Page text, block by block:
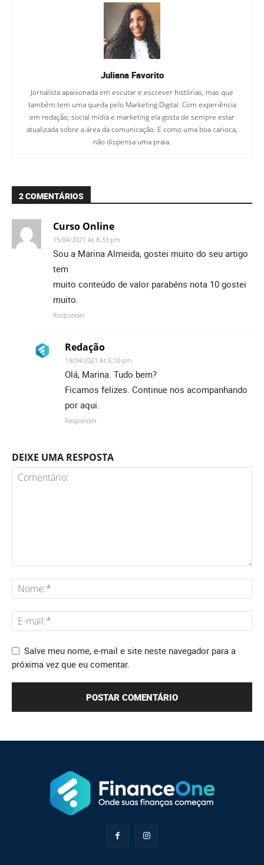
Juliana Favorito
Jornalista apaixonada em escutar e escrever histórias, mas que
também tem uma queda pelo Marketing Digital. Com experiência
em redação, social mídia e marketing ela gosta de sempre estar
atualizada sobre a área da comunicação. E como uma boa carioca,
não dispensa uma praia.
2 COMENTÁRIOS
Curso Online
15/04/2021 At 8:33 pm
Sou a Marina Almeida, gostei muito do seu artigo
tem
muito conteúdo de valor parabéns nota 10 gostei
muito.
Responder
Redação
19/04/2021 At 5:10 pm
Olá, Marina. Tudo bem?
Ficamos felizes. Continue nos acompanhando
por aqui.
Responder
DEIXE UMA RESPOSTA
Salve meu nome, e-mail e site neste navegador para a
próxima vez que eu comentar.